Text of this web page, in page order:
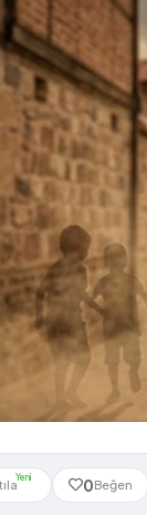
Yeni 0Beğen